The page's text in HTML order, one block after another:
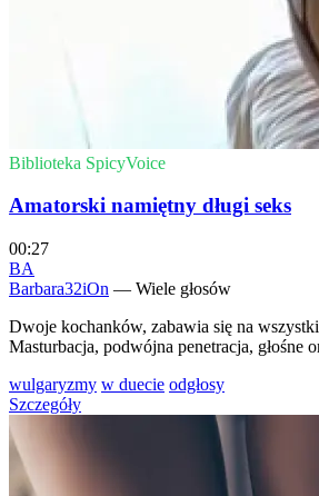
Biblioteka SpicyVoice
Amatorski namiętny długi seks
00:27
BA
Barbara32iOn — Wiele głosów
Dwoje kochanków, zabawia się na
Masturbacja, podwójna penetracja, głośne
wulgaryzmy w duecie odgłosy
Szczegóły